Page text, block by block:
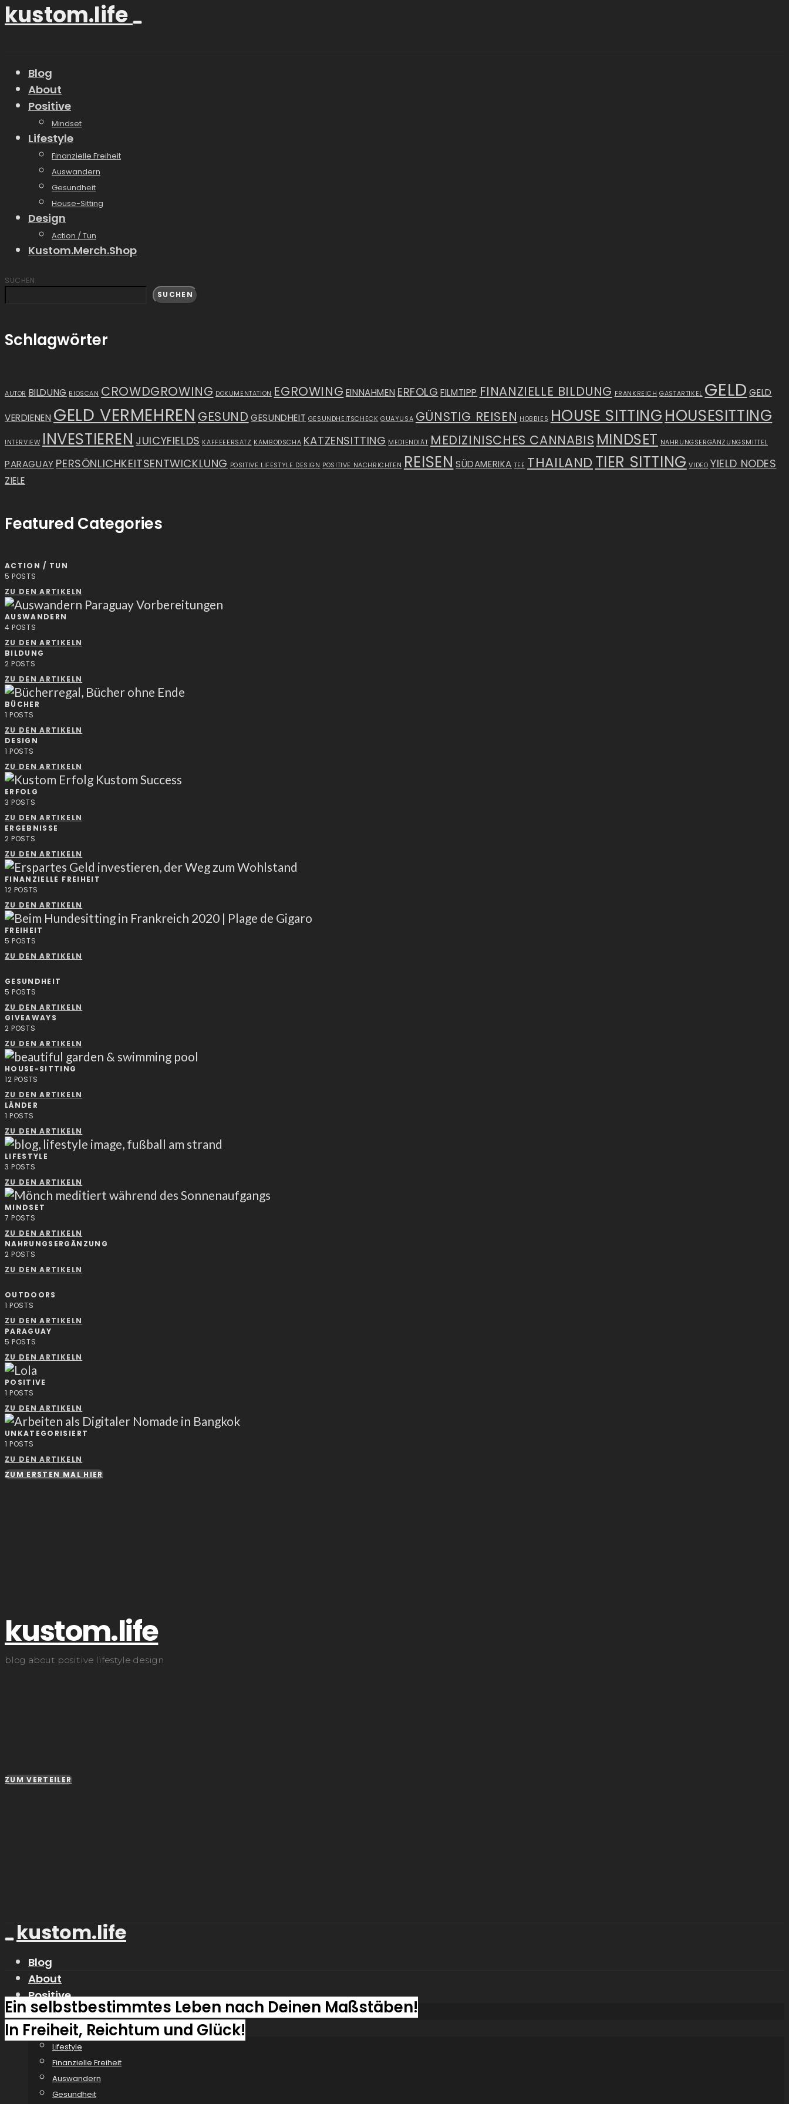
kustom.life
Blog
About
Positive
Mindset
Lifestyle
Finanzielle Freiheit
Auswandern
Gesundheit
House-Sitting
Design
Action / Tun
Kustom.Merch.Shop
SUCHEN
SUCHEN
Schlagwörter
AUTOR BILDUNG BIOSCAN CROWDGROWING DOKUMENTATION EGROWING EINNAHMEN ERFOLG FILMTIPP FINANZIELLE BILDUNG FRANKREICH GASTARTIKEL GELD GELD
VERDIENEN GELD VERMEHREN GESUND GESUNDHEIT GESUNDHEITSCHECK GUAYUSA GÜNSTIG REISEN HOBBIES HOUSE SITTINGHOUSESITTING
INTERVIEW INVESTIEREN JUICYFIELDS KAFFEEERSATZ KAMBODSCHA KATZENSITTING MEDIENDIÄT MEDIZINISCHES CANNABIS MINDSET NAHRUNGSERGÄNZUNGSMITTEL
PARAGUAY PERSÖNLICHKEITSENTWICKLUNG POSITIVE LIFESTYLE DESIGN POSITIVE NACHRICHTEN REISEN SÜDAMERIKA TEE THAILAND TIER SITTING VIDEO YIELD NODES
ZIELE
Featured Categories
ACTION / TUN
5 POSTS
ZU DEN ARTIKELN
AUSWANDERN
4 POSTS
ZU DEN ARTIKELN
BILDUNG
2 POSTS
ZU DEN ARTIKELN
BÜCHER
1 POSTS
ZU DEN ARTIKELN
DESIGN
1 POSTS
ZU DEN ARTIKELN
ERFOLG
3 POSTS
ZU DEN ARTIKELN
ERGEBNISSE
2 POSTS
ZU DEN ARTIKELN
FINANZIELLE FREIHEIT
12 POSTS
ZU DEN ARTIKELN
FREIHEIT
5 POSTS
ZU DEN ARTIKELN
GESUNDHEIT
5 POSTS
ZU DEN ARTIKELN
GIVEAWAYS
2 POSTS
ZU DEN ARTIKELN
HOUSE-SITTING
12 POSTS
ZU DEN ARTIKELN
LÄNDER
1 POSTS
ZU DEN ARTIKELN
LIFESTYLE
3 POSTS
ZU DEN ARTIKELN
MINDSET
7 POSTS
ZU DEN ARTIKELN
NAHRUNGSERGÄNZUNG
2 POSTS
ZU DEN ARTIKELN
OUTDOORS
1 POSTS
ZU DEN ARTIKELN
PARAGUAY
5 POSTS
ZU DEN ARTIKELN
POSITIVE
1 POSTS
ZU DEN ARTIKELN
UNKATEGORISIERT
1 POSTS
ZU DEN ARTIKELN
ZUM ERSTEN MAL HIER
kustom.life
blog about positive lifestyle design
ZUM VERTEILER
kustom.life
Blog
About
Positive
Mindset
Lifestyle
Lifestyle
Finanzielle Freiheit
Auswandern
Gesundheit
Ein selbstbestimmtes Leben nach Deinen Maßstäben!
In Freiheit, Reichtum und Glück!